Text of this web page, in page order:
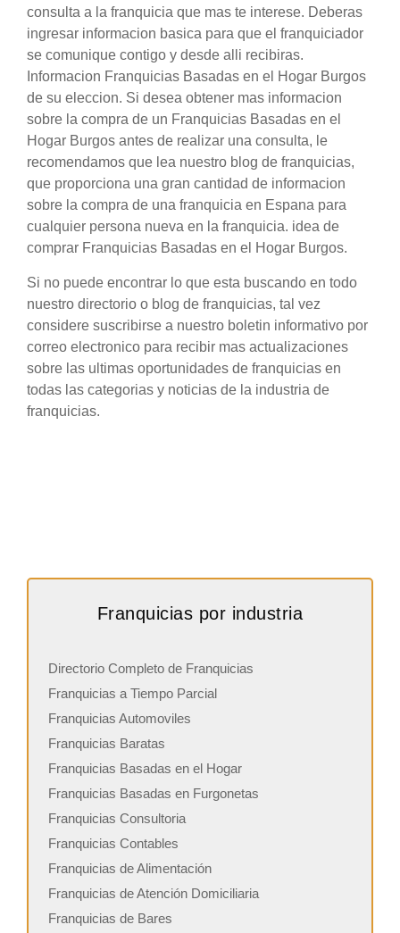
consulta a la franquicia que mas te interese. Deberas
ingresar informacion basica para que el franquiciador
se comunique contigo y desde alli recibiras.
Informacion Franquicias Basadas en el Hogar Burgos
de su eleccion. Si desea obtener mas informacion
sobre la compra de un Franquicias Basadas en el
Hogar Burgos antes de realizar una consulta, le
recomendamos que lea nuestro blog de franquicias,
que proporciona una gran cantidad de informacion
sobre la compra de una franquicia en Espana para
cualquier persona nueva en la franquicia. idea de
comprar Franquicias Basadas en el Hogar Burgos.
Si no puede encontrar lo que esta buscando en todo
nuestro directorio o blog de franquicias, tal vez
considere suscribirse a nuestro boletin informativo por
correo electronico para recibir mas actualizaciones
sobre las ultimas oportunidades de franquicias en
todas las categorias y noticias de la industria de
franquicias.
Franquicias por industria
Directorio Completo de Franquicias
Franquicias a Tiempo Parcial
Franquicias Automoviles
Franquicias Baratas
Franquicias Basadas en el Hogar
Franquicias Basadas en Furgonetas
Franquicias Consultoria
Franquicias Contables
Franquicias de Alimentación
Franquicias de Atención Domiciliaria
Franquicias de Bares